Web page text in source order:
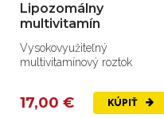
Lipozomálny
multivitamín
Vysokovyužiteľný
multivitamínový roztok
17,00 € KÚPIŤ